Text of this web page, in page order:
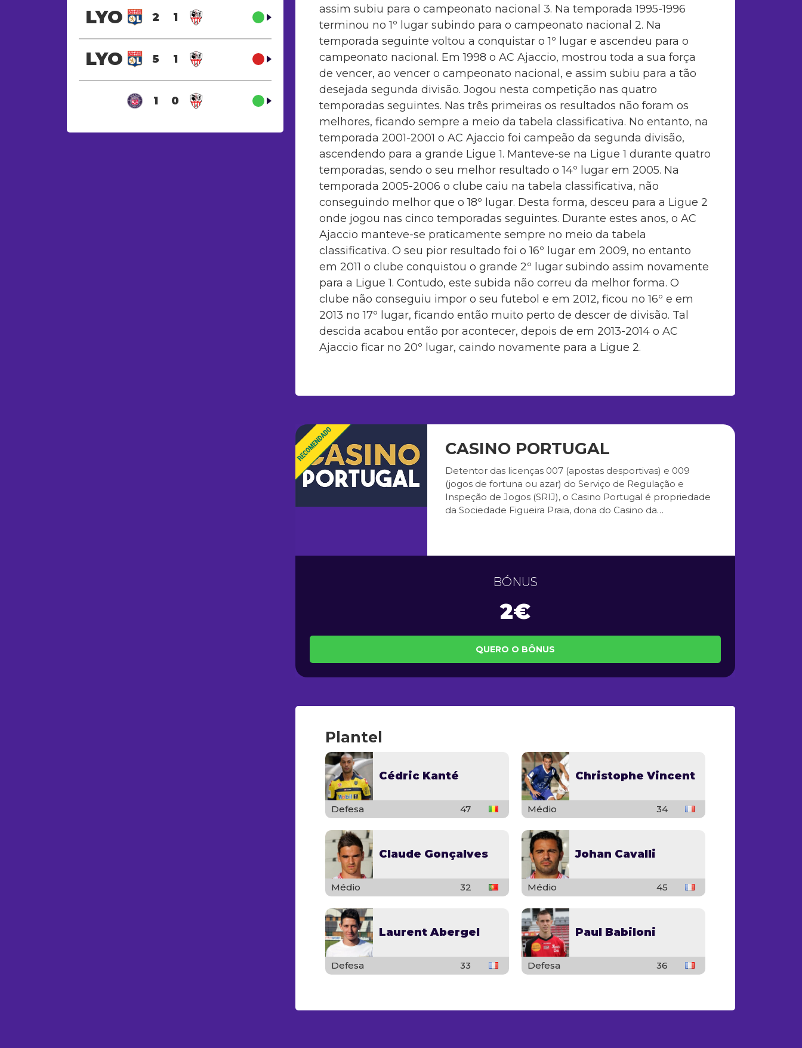
LYO
2 1
LYO 5 1
1 0
assim subiu para o campeonato nacional 3. Na temporada 1995-1996
terminou no 1º lugar subindo para o campeonato nacional 2. Na
temporada seguinte voltou a conquistar o 1º lugar e ascendeu para o
campeonato nacional. Em 1998 o AC Ajaccio, mostrou toda a sua força
de vencer, ao vencer o campeonato nacional, e assim subiu para a tão
desejada segunda divisão. Jogou nesta competição nas quatro
temporadas seguintes. Nas três primeiras os resultados não foram os
melhores, ficando sempre a meio da tabela classificativa. No entanto, na
temporada 2001-2001 o AC Ajaccio foi campeão da segunda divisão,
ascendendo para a grande Ligue 1. Manteve-se na Ligue 1 durante quatro
temporadas, sendo o seu melhor resultado o 14º lugar em 2005. Na
temporada 2005-2006 o clube caiu na tabela classificativa, não
conseguindo melhor que o 18º lugar. Desta forma, desceu para a Ligue 2
onde jogou nas cinco temporadas seguintes. Durante estes anos, o AC
Ajaccio manteve-se praticamente sempre no meio da tabela
classificativa. O seu pior resultado foi o 16º lugar em 2009, no entanto
em 2011 o clube conquistou o grande 2º lugar subindo assim novamente
para a Ligue 1. Contudo, este subida não correu da melhor forma. O
clube não conseguiu impor o seu futebol e em 2012, ficou no 16º e em
2013 no 17º lugar, ficando então muito perto de descer de divisão. Tal
descida acabou então por acontecer, depois de em 2013-2014 o AC
Ajaccio ficar no 20º lugar, caindo novamente para a Ligue 2.
CASINO PORTUGAL
Detentor das licenças 007 (apostas desportivas) e 009
(jogos de fortuna ou azar) do Serviço de Regulação e
Inspeção de Jogos (SRIJ), o Casino Portugal é propriedade
da Sociedade Figueira Praia, dona do Casino da…
BÓNUS
2€
QUERO O BÔNUS
Plantel
Cédric Kanté
Defesa 47
Christophe Vincent
Médio 34
Claude Gonçalves
Médio 32
Johan Cavalli
Médio 45
Laurent Abergel
Defesa 33
Paul Babiloni
Defesa 36